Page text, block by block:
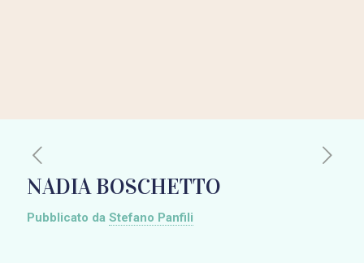
NADIA BOSCHETTO
Pubblicato da Stefano Panfili